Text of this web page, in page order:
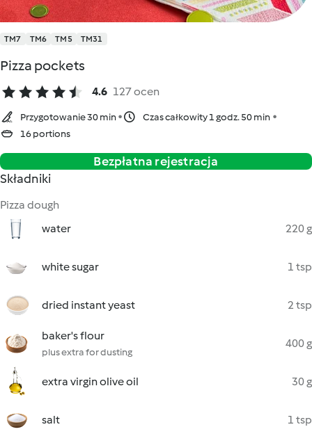
TM7 TM6 TM5 TM31
Pizza pockets
4.6 127 ocen
Przygotowanie 30 min
Czas całkowity 1 godz. 50 min
16 portions
Bezpłatna rejestracja
Składniki
Pizza dough
water
220 g
white sugar 1 tsp
dried instant yeast 2 tsp
baker's flour
plus extra for dusting
400 g
extra virgin olive oil 30 g
salt 1 tsp